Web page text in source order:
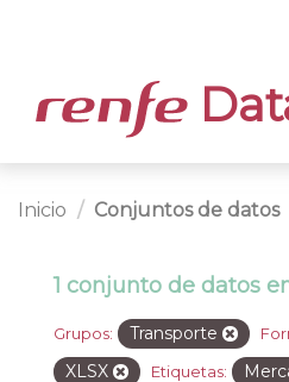
Inicio Conjuntos de datos
1 conjunto de datos
Grupos: Transporte
XLSX
Etiquetas: